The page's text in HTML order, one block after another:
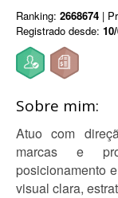
Ranking: 2668674 |
Registrado desde:
Sobre mim:
Atuo com
marcas e
posicionamento
visual clara,